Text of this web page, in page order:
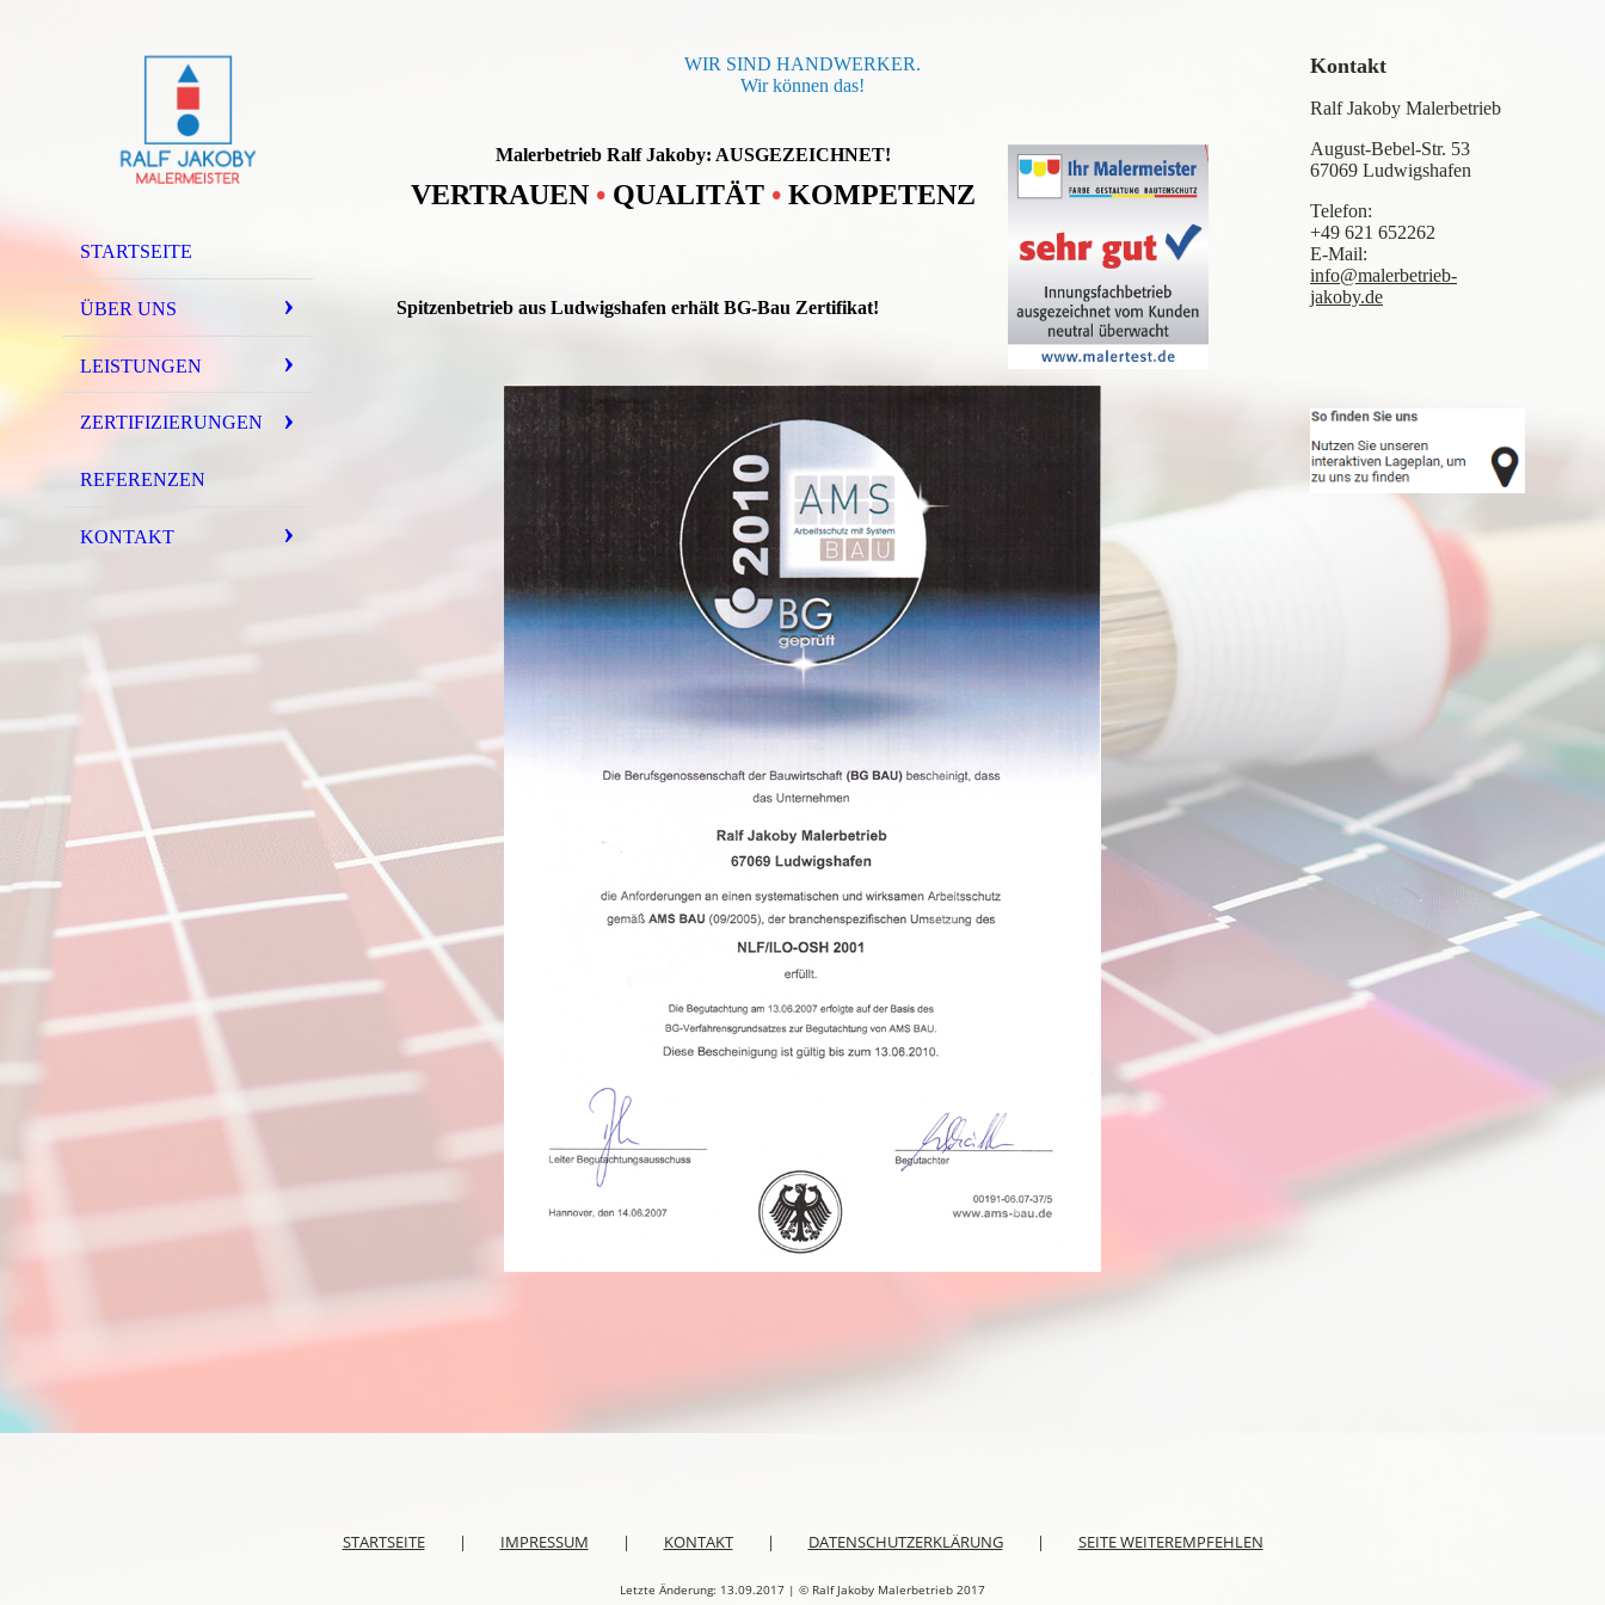
STARTSEITE
ÜBER UNS
LEISTUNGEN
ZERTIFIZIERUNGEN
REFERENZEN
KONTAKT
WIR SIND HANDWERKER.
Wir können das!
Malerbetrieb Ralf Jakoby: AUSGEZEICHNET!
VERTRAUEN • QUALITÄT • KOMPETENZ
Spitzenbetrieb aus Ludwigshafen erhält BG-Bau Zertifikat!
Kontakt
Ralf Jakoby Malerbetrieb
August-Bebel-Str. 53
67069 Ludwigshafen
Telefon:
+49 621 652262
E-Mail:
info@malerbetrieb-
jakoby.de
STARTSEITE | IMPRESSUM | KONTAKT | DATENSCHUTZERKLÄRUNG | SEITE WEITEREMPFEHLEN
Letzte Änderung: 13.09.2017 | © Ralf Jakoby Malerbetrieb 2017